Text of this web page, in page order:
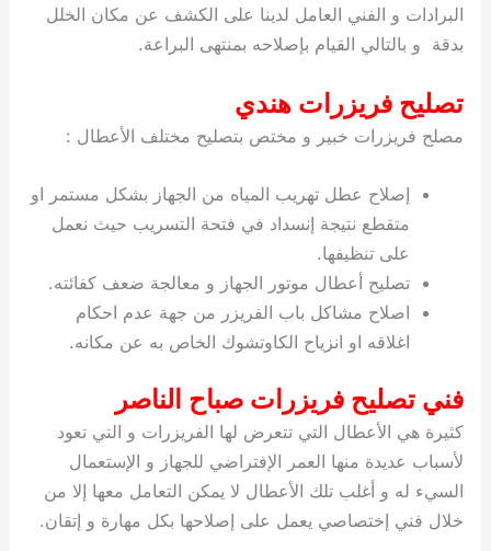
البرادات و الفني العامل لدينا على الكشف عن مكان الخلل
بدقة و بالتالي القيام بإصلاحه بمنتهى البراعة.
تصليح فريزرات هندي
مصلح فريزرات خبير و مختص بتصليح مختلف الأعطال :
إصلاح عطل تهريب المياه من الجهاز بشكل مستمر او
متقطع نتيجة إنسداد في فتحة التسريب حيث نعمل
على تنظيفها.
تصليح أعطال موتور الجهاز و معالجة ضعف كفائته.
اصلاح مشاكل باب الفريزر من جهة عدم احكام
اغلاقه او انزياح الكاوتشوك الخاص به عن مكانه.
فني تصليح فريزرات صباح الناصر
كثيرة هي الأعطال التي تتعرض لها الفريزرات و التي تعود
لأسباب عديدة منها العمر الإفتراضي للجهاز و الإستعمال
السيء له و أغلب تلك الأعطال لا يمكن التعامل معها إلا من
خلال فني إختصاصي يعمل على إصلاحها بكل مهارة و إتقان.